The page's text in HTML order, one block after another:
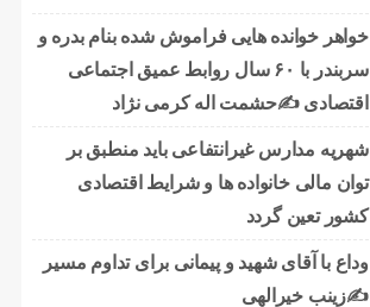
خواهر خوانده هایی فراموش شده بنام بدره و
سربندر با ۶۰ سال روابط عمیق اجتماعی
اقتصادی ✍حشمت اله کرمی نژاد
شهریه مدارس غیرانتفاعی باید منطبق بر
توان مالی خانواده ها و شرایط اقتصادی
کشور تعین گردد
وداع با آقای شهید و پیمانی برای تداوم مسیر
✍زینب خیرالهی